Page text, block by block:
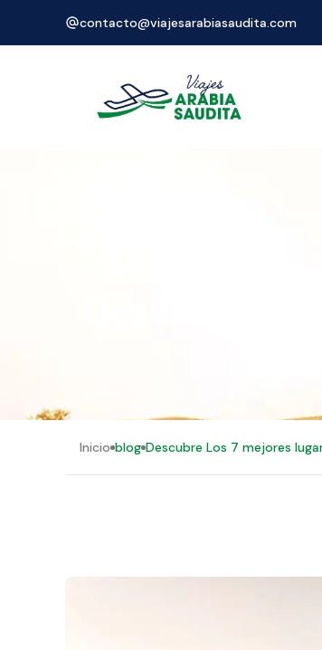
contacto@viajesarabiasaudita.com
Descubre
Inicio blog Descubre Los 7 mejores